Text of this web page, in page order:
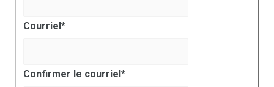
Courriel*
Confirmer le courriel*